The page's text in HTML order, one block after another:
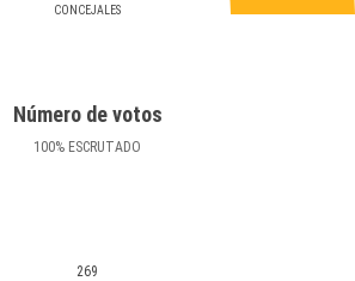
CONCEJALES
Número de votos
100% ESCRUTADO
269